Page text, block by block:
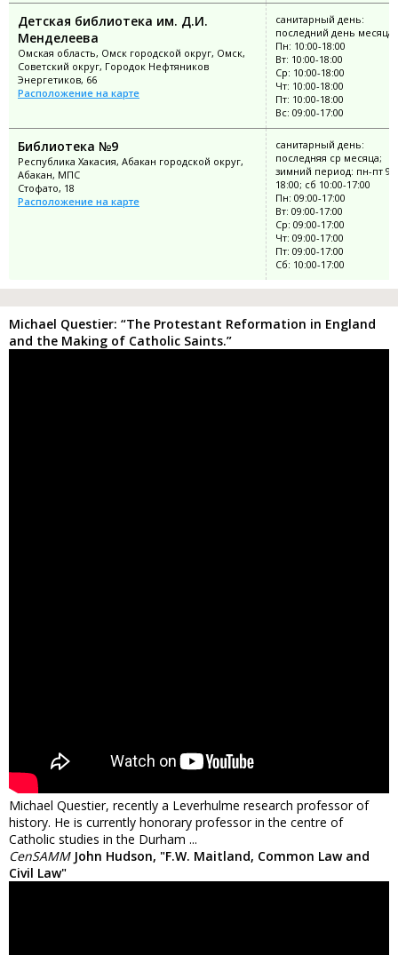
Детская библиотека им. Д.И.
Менделеева
Омская область, Омск городской округ, Омск,
Советский округ, Городок Нефтяников
Энергетиков, 66
Расположение на карте
санитарный день:
последний день месяца
Пн: 10:00-18:00
Вт: 10:00-18:00
Ср: 10:00-18:00
Чт: 10:00-18:00
Пт: 10:00-18:00
Вс: 09:00-17:00
Библиотека №9
Республика Хакасия, Абакан городской округ,
Абакан, МПС
Стофато, 18
Расположение на карте
санитарный день:
последняя ср месяца;
зимний период: пн-пт
18:00; сб 10:00-17:00
Пн: 09:00-17:00
Вт: 09:00-17:00
Ср: 09:00-17:00
Чт: 09:00-17:00
Пт: 09:00-17:00
Сб: 10:00-17:00
Michael Questier: “The Protestant Reformation in England
and the Making of Catholic Saints.”
Michael Questier, recently a Leverhulme research professor of
history. He is currently honorary professor in the centre of
Catholic studies in the Durham ...
CenSAMM John Hudson, "F.W. Maitland, Common Law and
Civil Law"